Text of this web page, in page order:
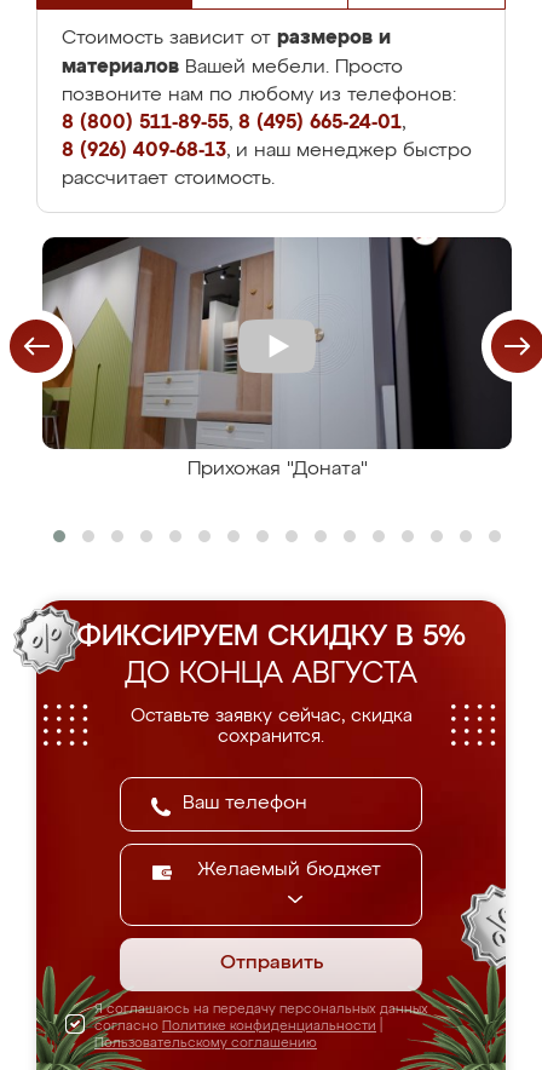
Стоимость зависит от размеров и
материалов Вашей мебели. Просто
позвоните нам по любому из телефонов:
8 (800) 511-89-55, 8 (495) 665-24-01,
8 (926) 409-68-13, и наш менеджер быстро
рассчитает стоимость.
Прихожая "Доната"
ФИКСИРУЕМ СКИДКУ В 5%
ДО КОНЦА АВГУСТА
Оставьте заявку сейчас, скидка
сохранится.
Желаемый бюджет
Отправить
Я соглашаюсь на передачу персональных данных
согласно Политике конфиденциальности
Пользовательскому соглашению